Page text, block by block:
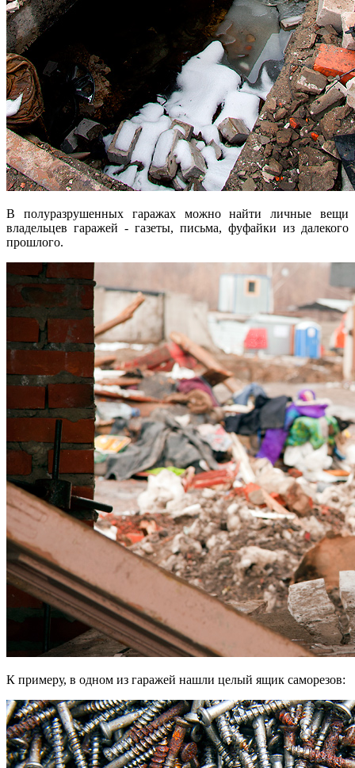
В полуразрушенных гаражах можно найти личные вещи
владельцев гаражей - газеты, письма, фуфайки из далекого
прошлого.
К примеру, в одном из гаражей нашли целый ящик саморезов: